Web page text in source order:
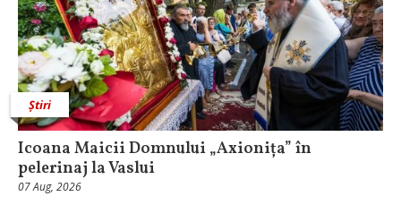
Știri
Icoana Maicii Domnului „Axionița” în
pelerinaj la Vaslui
07 Aug, 2026